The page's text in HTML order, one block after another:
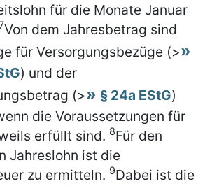
für die Monate Januar
Von dem Jahresbetrag sind
für Versorgungsbezüge (>
) und der
(>
§ 24a EStG)
die Voraussetzungen für
erfüllt sind. 8Für den
Jahreslohn ist die
zu ermitteln. 9Dabei ist die